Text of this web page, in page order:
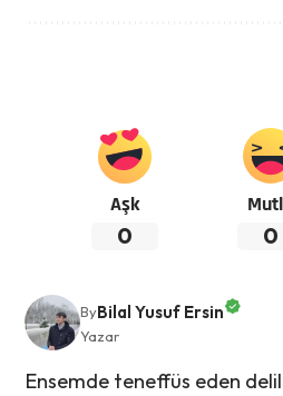
Aşk
0 0
ByBilal Yusuf Ersin
Yazar
Ensemde teneffüs eden